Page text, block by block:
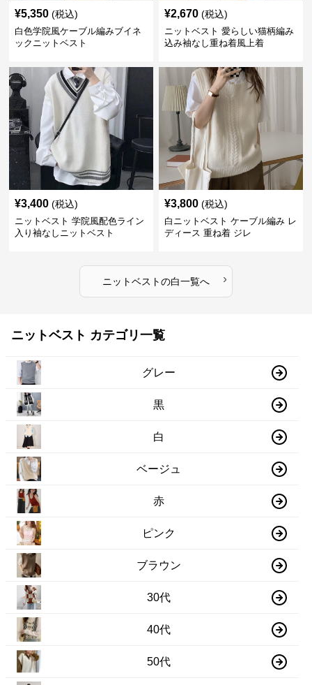
¥5,350 (税込)
白色学院風ケーブル編みブイネ
ックニットベスト
¥2,670 (税込)
ニットベスト 愛らしい猫柄編み
込み袖なし重ね着風上着
¥3,400 (税込)
ニットベスト 学院風配色ライン
入り袖なしニットベスト
¥3,800 (税込)
白ニットベスト ケーブル編み レ
ディース 重ね着 ジレ
ニットベストの白一覧へ ›
ニットベスト カテゴリ一覧
グレー
黒
白
ベージュ
赤
ピンク
ブラウン
30代
40代
50代